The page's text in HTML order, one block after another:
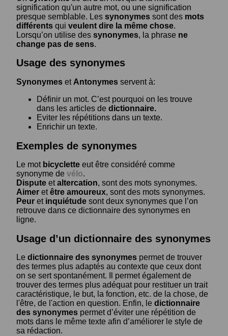
signification qu'un autre mot, ou une signification
presque semblable. Les synonymes sont des mots
différents qui veulent dire la même chose.
Lorsqu’on utilise des synonymes, la phrase ne
change pas de sens.
Usage des synonymes
Synonymes et Antonymes servent à:
Définir un mot. C’est pourquoi on les trouve
dans les articles de dictionnaire.
Eviter les répétitions dans un texte.
Enrichir un texte.
Exemples de synonymes
Le mot bicyclette eut être considéré comme
synonyme de vélo.
Dispute etaltercation, sont des mots synonymes.
Aimer etêtre amoureux, sont des mots synonymes.
Peur et inquiétude sont deux synonymes que l’on
retrouve dans ce dictionnaire des synonymes en
ligne.
Usage d’un dictionnaire des synonymes
Le dictionnaire des synonymes permet de trouver
des termes plus adaptés au contexte que ceux dont
on se sert spontanément. Il permet également de
trouver des termes plus adéquat pour restituer un trait
caractéristique, le but, la fonction, etc. de la chose, de
l'être, de l'action en question. Enfin, le dictionnaire
des synonymes permet d’éviter une répétition de
mots dans le même texte afin d’améliorer le style de
sa rédaction.